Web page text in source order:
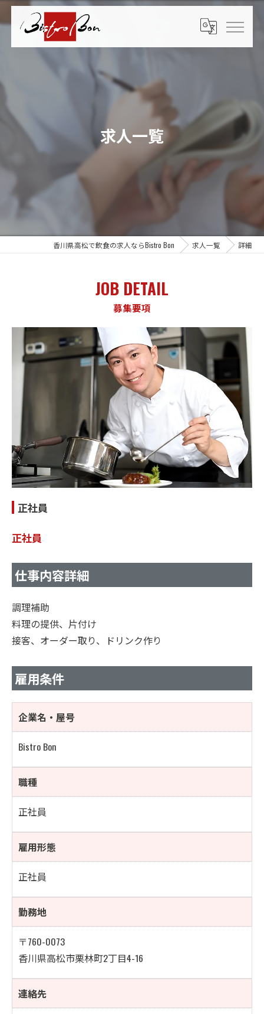
求人一覧
香川県高松で飲食の求人ならBistro Bon 求人一覧 詳細
募集要項
JOB DETAIL
正社員
正社員
仕事内容詳細
調理補助
料理の提供、片付け
接客、オーダー取り、ドリンク作り
雇用条件
企業名・屋号
Bistro Bon
職種
正社員
雇用形態
正社員
勤務地
〒760-0073
香川県高松市栗林町2丁目4-16
連絡先